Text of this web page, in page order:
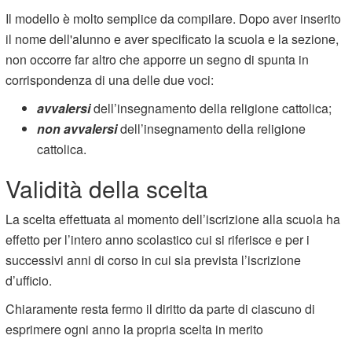
Il modello è molto semplice da compilare. Dopo aver inserito
il nome dell'alunno e aver specificato la scuola e la sezione,
non occorre far altro che apporre un segno di spunta in
corrispondenza di una delle due voci:
avvalersidell’insegnamento della religione cattolica;
non avvalersidell’insegnamento della religione
cattolica.
Validità della scelta
La scelta effettuata al momento dell’iscrizione alla scuola ha
effetto per l’intero anno scolastico cui si riferisce e per i
successivi anni di corso in cui sia prevista l’iscrizione
d’ufficio.
Chiaramente resta fermo il diritto da parte di ciascuno di
esprimere ogni anno la propria scelta in merito